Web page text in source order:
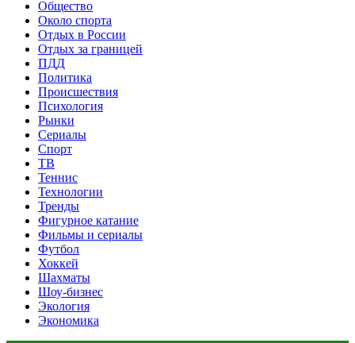
Общество
Около спорта
Отдых в России
Отдых за границей
ПДД
Политика
Происшествия
Психология
Рынки
Сериалы
Спорт
ТВ
Теннис
Технологии
Тренды
Фигурное катание
Фильмы и сериалы
Футбол
Хоккей
Шахматы
Шоу-бизнес
Экология
Экономика